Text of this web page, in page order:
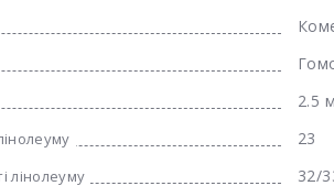
2.5
23
лінолеуму 32/